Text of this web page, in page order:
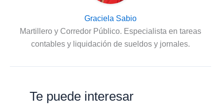
Graciela Sabio
Martillero y Corredor Público. Especialista en tareas
contables y liquidación de sueldos y jornales.
Te puede interesar